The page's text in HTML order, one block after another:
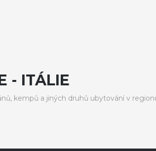
- ITÁLIE
kempů a jiných druhů ubytování v